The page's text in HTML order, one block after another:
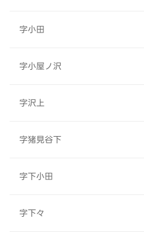
字小田
字小屋ノ沢
字沢上
字猪見谷下
字下小田
字下々